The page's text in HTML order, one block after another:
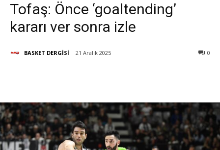
Tofaş: Önce ‘goaltending’
kararı ver sonra izle
BASKET DERGİSİ 21 Aralık 2025 0